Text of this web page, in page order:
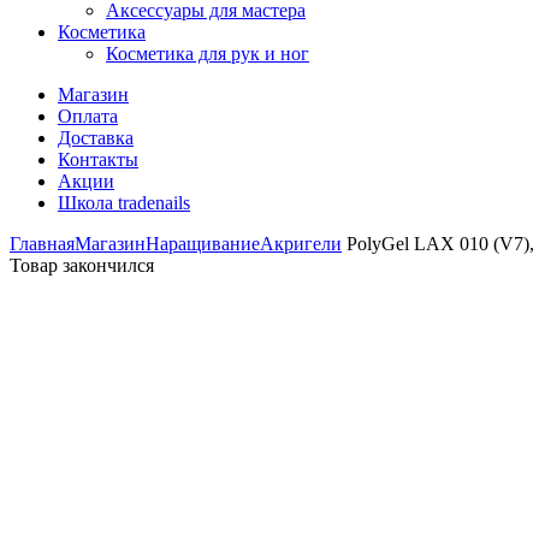
Аксессуары для мастера
Косметика
Косметика для рук и ног
Магазин
Оплата
Доставка
Контакты
Акции
Школа tradenails
ГлавнаяМагазинНаращиваниеАкригели PolyGel LAX 010 (V7),
Товар закончился